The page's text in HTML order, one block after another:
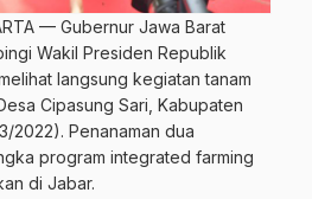
— Gubernur Jawa Barat
Wakil Presiden Republik
langsung kegiatan tanam
Cipasung Sari, Kabupaten
2022). Penanaman dua
program integrated farming
di Jabar.